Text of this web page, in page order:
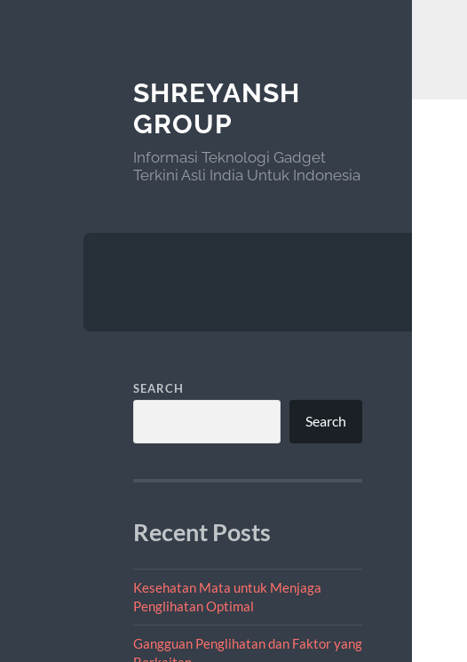
SHREYANSH
GROUP
Informasi Teknologi Gadget
Terkini Asli India Untuk Indonesia
SEARCH
Search
Recent Posts
Kesehatan Mata untuk Menjaga
Penglihatan Optimal
Gangguan Penglihatan dan Faktor yang